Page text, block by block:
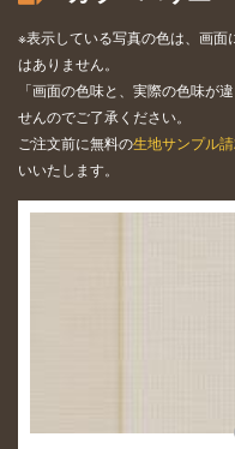
※表示している写真の色は、画
はありません。
「画面の色味と、実際の色味が
せんのでご了承ください。
ご注文前に無料の生地サンプル
いいたします。